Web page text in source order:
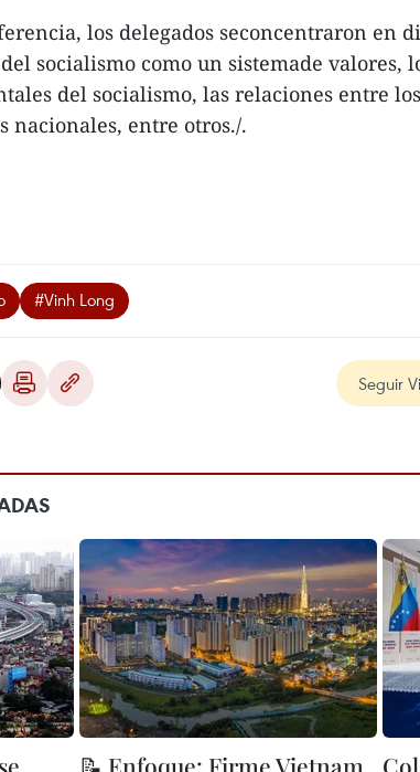
los delegados seconcentraron en
socialismo como un sistemade valores,
del socialismo, las relaciones entre
nacionales, entre otros./.
#Vinh Long
Seguir
📝 Enfoque: Firme Vietnam